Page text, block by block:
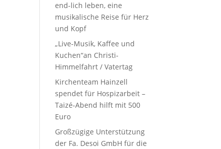
end-lich leben, eine
musikalische Reise für Herz
und Kopf
„Live-Musik, Kaffee und
Kuchen“an Christi-
Himmelfahrt / Vatertag
Kirchenteam Hainzell
spendet für Hospizarbeit –
Taizé-Abend hilft mit 500
Euro
Großzügige Unterstützung
der Fa. Desoi GmbH für die